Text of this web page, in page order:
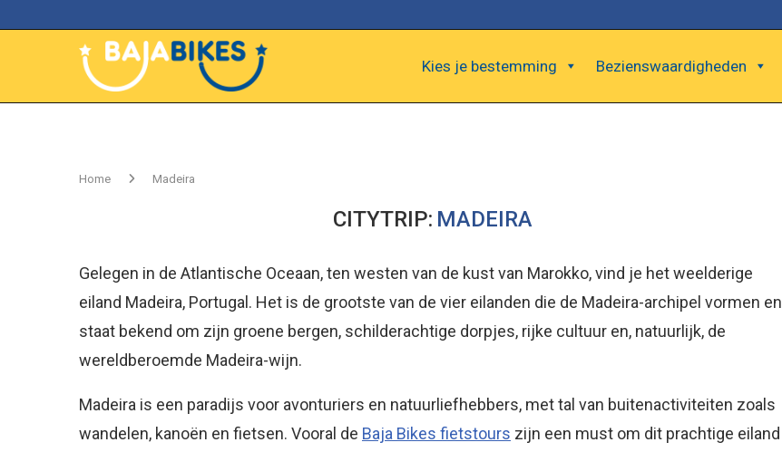
Kies je bestemming Bezienswaardigheden
Home Madeira
CITYTRIP: MADEIRA
Gelegen in de Atlantische Oceaan, ten westen van de kust van Marokko, vind je het weelderige
eiland Madeira, Portugal. Het is de grootste van de vier eilanden die de Madeira-archipel vormen en
staat bekend om zijn groene bergen, schilderachtige dorpjes, rijke cultuur en, natuurlijk, de
wereldberoemde Madeira-wijn.
Madeira is een paradijs voor avonturiers en natuurliefhebbers, met tal van buitenactiviteiten zoals
wandelen, kanoën en fietsen. Vooral de Baja Bikes fietstours zijn een must om dit prachtige eiland